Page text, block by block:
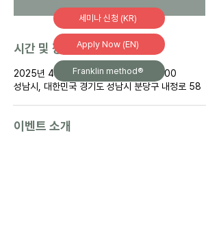
시간 및 장소
2025년 4월 26일 오후 1:00 – 오후 4:00
성남시, 대한민국 경기도 성남시 분당구 내정로 58
이벤트 소개
Franklin method®
세미나 신청 (KR)
Apply Now (EN)